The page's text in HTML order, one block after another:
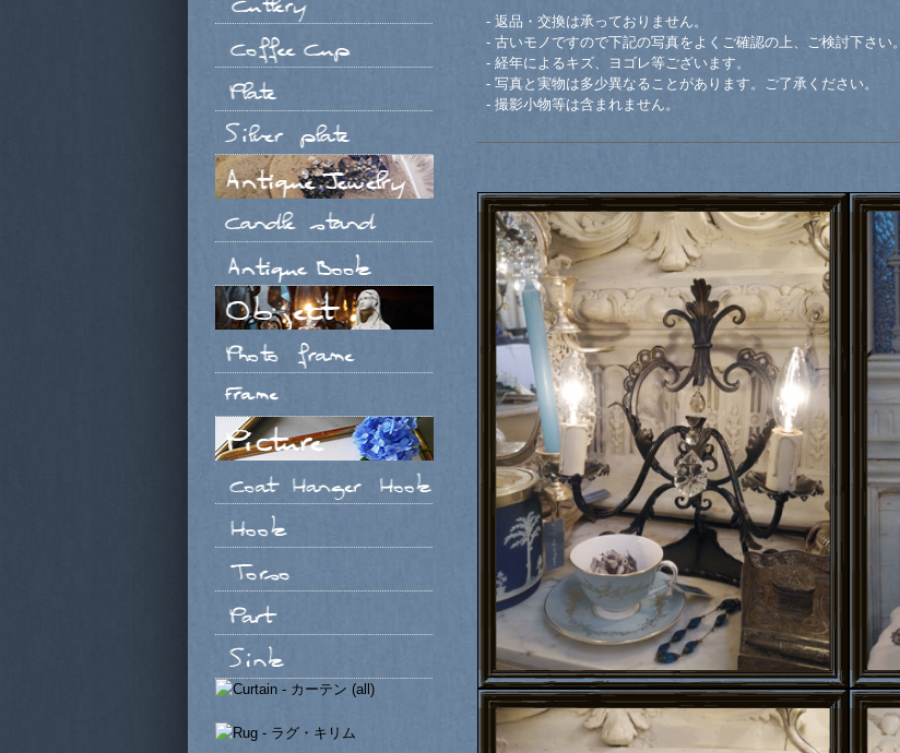
- 返品・交換は承っておりません。
- 古いモノですので下記の写真をよくご確認の上、ご検討下さい。
- 経年によるキズ、ヨゴレ等ございます。
- 写真と実物は多少異なることがあります。ご了承ください。
- 撮影小物等は含まれません。